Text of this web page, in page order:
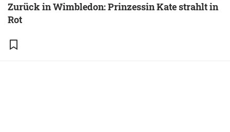
Zurück in Wimbledon: Prinzessin Kate strahlt in
Rot